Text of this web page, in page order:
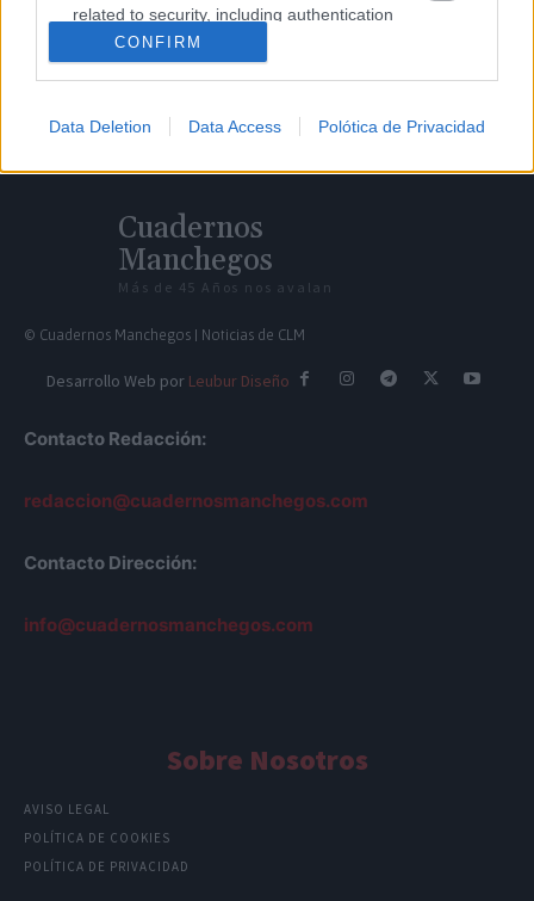
related to security, including authentication
functionality and fraud prevention, and other
user protection.
CONFIRM
Data Deletion Data Access Polótica de Privacidad
Cuadernos
Manchegos
Más de 45 Años nos avalan
© Cuadernos Manchegos | Noticias de CLM
Desarrollo Web por Leubur Diseño
Contacto Redacción:
redaccion@cuadernosmanchegos.com
Contacto Dirección:
info@cuadernosmanchegos.com
Sobre Nosotros
AVISO LEGAL
POLÍTICA DE COOKIES
POLÍTICA DE PRIVACIDAD